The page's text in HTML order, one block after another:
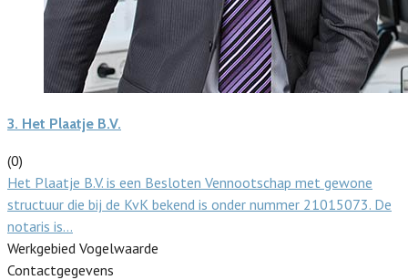
3. Het Plaatje B.V.
(0)
Het Plaatje B.V. is een Besloten Vennootschap met gewone
structuur die bij de KvK bekend is onder nummer 21015073. De
notaris is…
Werkgebied Vogelwaarde
Contactgegevens